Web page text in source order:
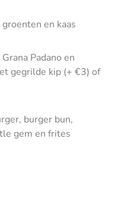
en kaas
Padano en
gegrilde kip (+ €3) of
burger bun,
gem en frites